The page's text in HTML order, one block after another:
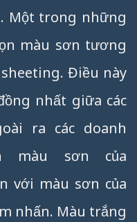
. Một trong những
màu sơn tương
Điều này
nhất giữa các
ra các doanh
màu sơn của
với màu sơn của
nhấn. Màu trắng